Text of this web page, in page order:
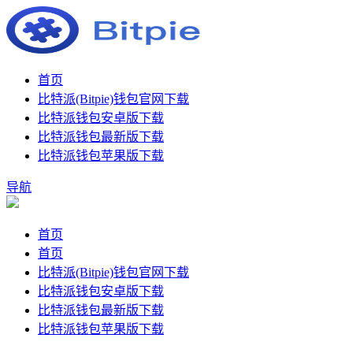
首页
比特派(Bitpie)钱包官网下载
比特派钱包安卓版下载
比特派钱包最新版下载
比特派钱包苹果版下载
导航
首页
首页
比特派(Bitpie)钱包官网下载
比特派钱包安卓版下载
比特派钱包最新版下载
比特派钱包苹果版下载